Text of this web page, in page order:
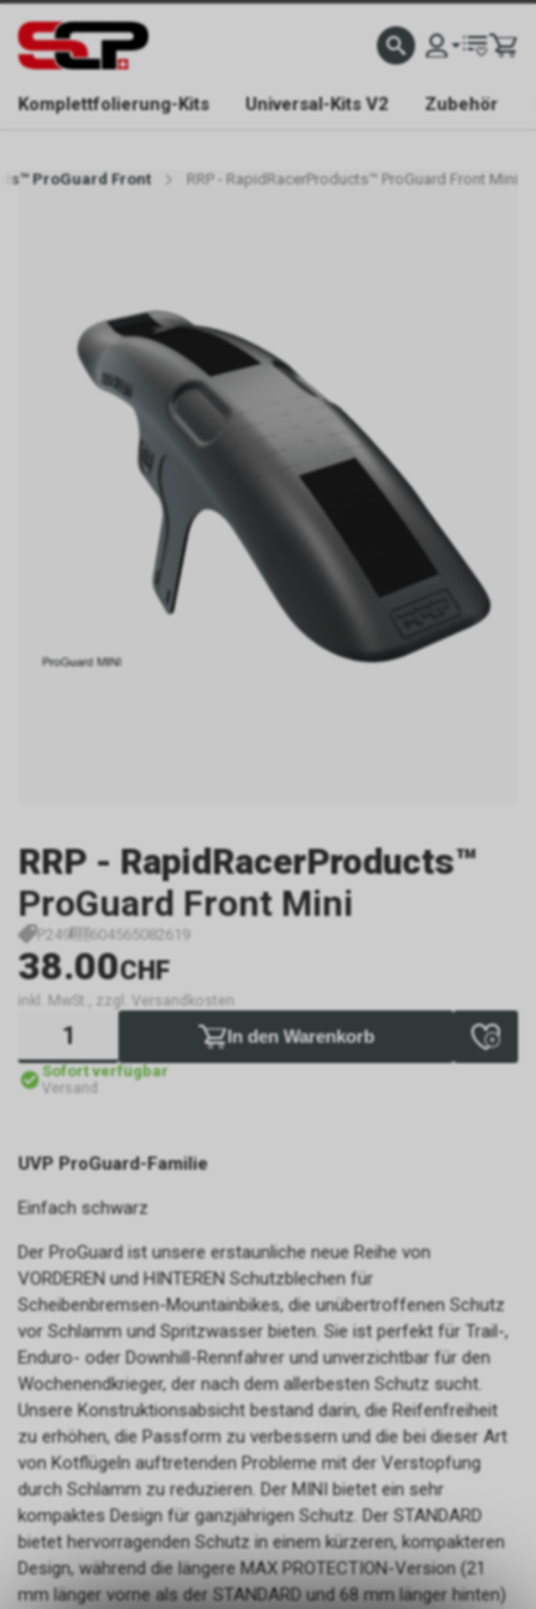
ERREICHBAR NUR WÄHREND DER ÖFFNUNGSZEITEN. GRATIS VERSAND AB
Komplettfolierung-Kits Universal-Kits V2 Zubehör
ProGuard Front RRP - RapidRacerProducts™ ProGuard Front Mini
RRP - RapidRacerProducts™
ProGuard Front Mini
P249 604565082619
38.00CHF
inkl. MwSt., zzgl. Versandkosten
In den Warenkorb
Sofort verfügbar
Versand
UVP ProGuard-Familie
Einfach schwarz
Der ProGuard ist unsere erstaunliche neue Reihe von
VORDEREN und HINTEREN Schutzblechen für
Scheibenbremsen-Mountainbikes, die unübertroffenen Schutz
vor Schlamm und Spritzwasser bieten. Sie ist perfekt für Trail-,
Enduro- oder Downhill-Rennfahrer und unverzichtbar für den
Wochenendkrieger, der nach dem allerbesten Schutz sucht.
Unsere Konstruktionsabsicht bestand darin, die Reifenfreiheit
zu erhöhen, die Passform zu verbessern und die bei dieser Art
von Kotflügeln auftretenden Probleme mit der Verstopfung
durch Schlamm zu reduzieren. Der MINI bietet ein sehr
kompaktes Design für ganzjährigen Schutz. Der STANDARD
bietet hervorragenden Schutz in einem kürzeren, kompakteren
Design, während die längere MAX PROTECTION-Version (21
mm länger vorne als der STANDARD und 68 mm länger hinten)